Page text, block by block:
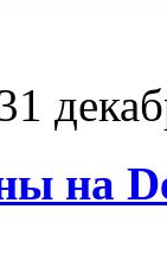
на